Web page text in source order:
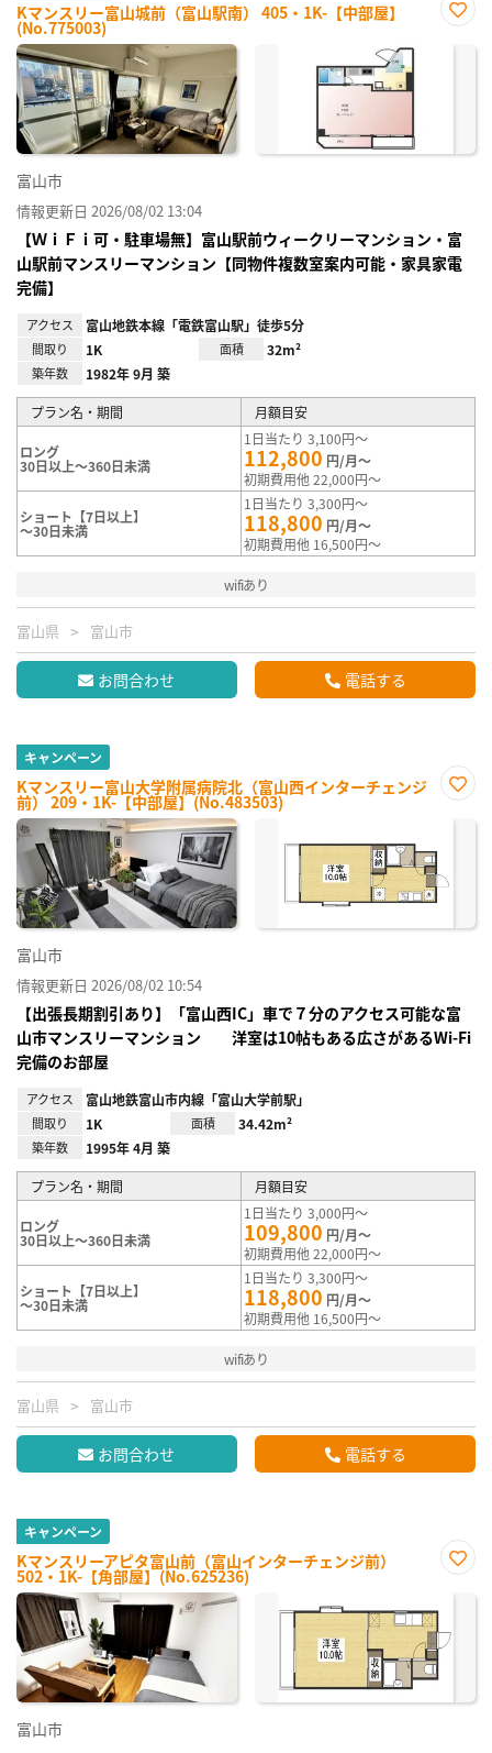
Kマンスリー富山城前（富山駅南） 405・1K-【中部屋】
(No.775003)
に入
富山市
情報更新日 2026/08/02 13:04
【ＷｉＦｉ可・駐車場無】富山駅前ウィークリーマンション・富
山駅前マンスリーマンション【同物件複数室案内可能・家具家電
完備】
アクセス 富山地鉄本線「電鉄富山駅」徒歩5分
間取り 1K 面積 32m²
築年数 1982年 9月 築
プラン名・期間 月額目安
ロング
30日以上～360日未満
1日当たり 3,100円～
112,800 円/月～
初期費用他 22,000円～
ショート【7日以上】
～30日未満
1日当たり 3,300円～
118,800 円/月～
初期費用他 16,500円～
wifiあり
富山県 富山市
お問合わせ 電話する
キャンペーン
Kマンスリー富山大学附属病院北（富山西インターチェンジ
前） 209・1K-【中部屋】(No.483503)
に入
富山市
情報更新日 2026/08/02 10:54
【出張長期割引あり】「富山西IC」車で７分のアクセス可能な富
山市マンスリーマンション 洋室は10帖もある広さがあるWi-Fi
完備のお部屋
アクセス 富山地鉄富山市内線「富山大学前駅」
間取り 1K 面積 34.42m²
築年数 1995年 4月 築
プラン名・期間 月額目安
ロング
30日以上～360日未満
1日当たり 3,000円～
109,800 円/月～
初期費用他 22,000円～
ショート【7日以上】
～30日未満
1日当たり 3,300円～
118,800 円/月～
初期費用他 16,500円～
wifiあり
富山県 富山市
お問合わせ 電話する
キャンペーン
Kマンスリーアピタ富山前（富山インターチェンジ前）
502・1K-【角部屋】(No.625236)
に入
録
富山市